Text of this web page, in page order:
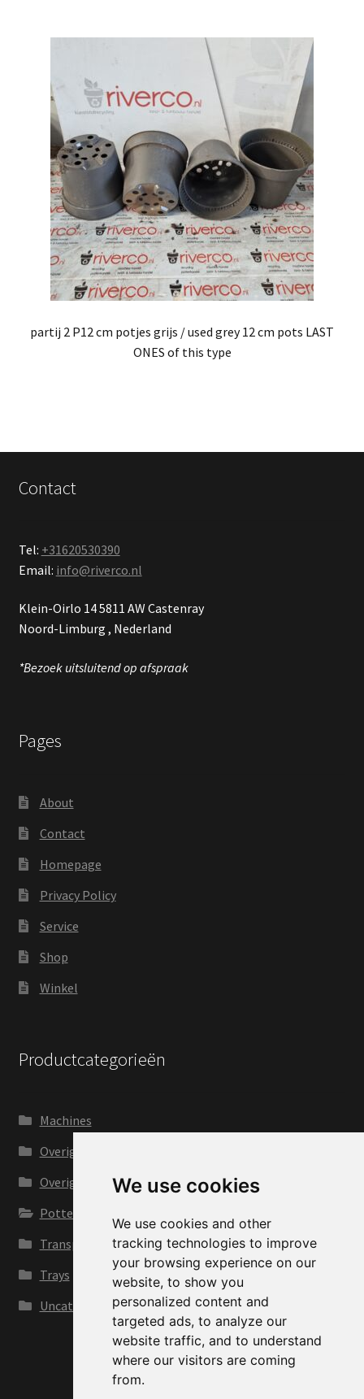
We use cookies
We use cookies and other
tracking technologies to improve
your browsing experience on our
website, to show you
personalized content and
targeted ads, to analyze our
website traffic, and to understand
where our visitors are coming
from.
partij 2 P12 cm potjes grijs / used grey 12 cm pots LAST
ONES of this type
Contact
Tel: +31620530390
Email: info@riverco.nl
Klein-Oirlo 14 5811 AW Castenray
Noord-Limburg , Nederland
*Bezoek uitsluitend op afspraak
Pages
About
Contact
Homepage
Privacy Policy
Service
Shop
Winkel
Productcategorieën
Machines
Overig
Overige kwekerijbenodigdheden
Potten
Transport en voertuigen
Trays
Uncategorized